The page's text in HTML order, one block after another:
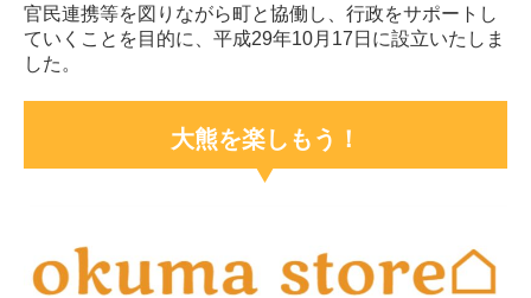
（終了）令和7年度大熊町復興支援員受入事業者の募集
（終了）2024大熊町復興支援員活動報告会
（終了）春のおおくままちなかウォーキング2026
（終了）里がえりもちつき大会2026
官民連携等を図りながら町と協働し、 行政をサポートし
ていくこと を目的に、平成29年10月17日に設立いたしま
した。
大熊を楽しもう！